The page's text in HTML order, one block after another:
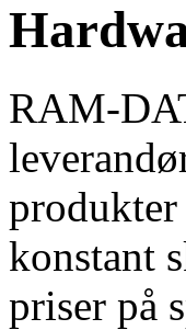
RAM-
konstant
priser på